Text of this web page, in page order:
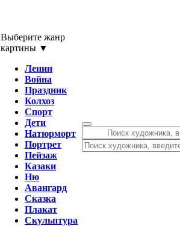
Выберите жанр
картины ▼
Ленин
Война
Праздник
Колхоз
Спорт
Дети
Натюрморт
Портрет
Пейзаж
Казаки
Ню
Авангард
Сказка
Плакат
Скульптура